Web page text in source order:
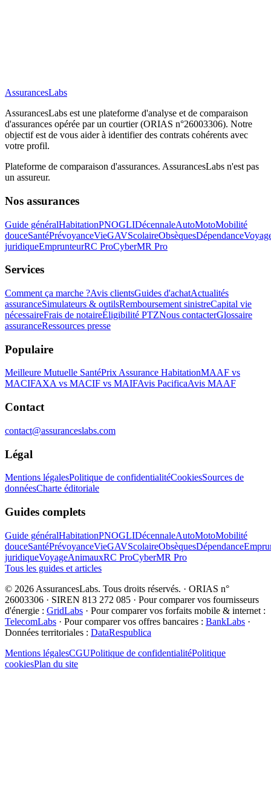
AssurancesLabs
AssurancesLabs est une plateforme d'analyse et de comparaison
d'assurances opérée par un courtier (ORIAS n°26003306). Notre
objectif est de vous aider à identifier des contrats cohérents avec
votre profil.
Plateforme de comparaison d'assurances. AssurancesLabs n'est pas
un assureur.
Nos assurances
Guide généralHabitationPNOGLIDécennaleAutoMotoMobilité
douceSantéPrévoyanceVieGAVScolaireObsèquesDépendance
juridiqueEmprunteurRC ProCyberMR Pro
Services
Comment ça marche ?Avis clientsGuides d'achatActualités
assuranceSimulateurs & outilsRemboursement sinistreCapital vie
nécessaireFrais de notaireÉligibilité PTZNous contacterGlossaire
assuranceRessources presse
Populaire
Meilleure Mutuelle SantéPrix Assurance HabitationMAAF vs
MACIFAXA vs MACIF vs MAIFAvis PacificaAvis MAAF
Contact
contact@assuranceslabs.com
Légal
Mentions légalesPolitique de confidentialitéCookiesSources de
donnéesCharte éditoriale
Guides complets
Guide généralHabitationPNOGLIDécennaleAutoMotoMobilité
douceSantéPrévoyanceVieGAVScolaireObsèquesDépendance
juridiqueVoyageAnimauxRC ProCyberMR Pro
Tous les guides et articles
© 2026 AssurancesLabs. Tous droits réservés. · ORIAS n°
26003306 · SIREN 813 272 085 · Pour comparer vos fournisseurs
d'énergie : GridLabs · Pour comparer vos forfaits mobile & internet :
TelecomLabs · Pour comparer vos offres bancaires : BankLabs ·
Données territoriales : DataRespublica
Mentions légalesCGUPolitique de confidentialitéPolitique
cookiesPlan du site